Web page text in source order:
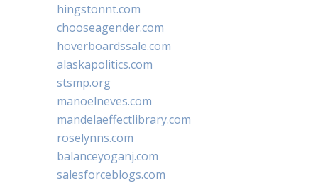
hingstonnt.com
chooseagender.com
hoverboardssale.com
alaskapolitics.com
stsmp.org
manoelneves.com
mandelaeffectlibrary.com
roselynns.com
balanceyoganj.com
salesforceblogs.com